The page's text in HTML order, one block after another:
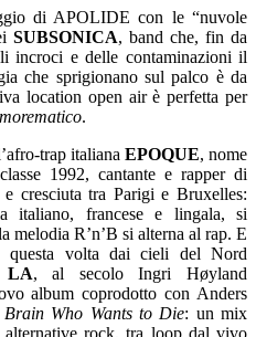
di APOLIDE con le “nuvole
SUBSONICA, band che, fin da
incroci e delle contaminazioni il
che sprigionano sul palco è da
location open air è perfetta per
.
trap italiana EPOQUE, nome
1992, cantante e rapper di
cresciuta tra Parigi e Bruxelles:
italiano, francese e lingala, si
melodia R’n’B si alterna al rap. E
questa volta dai cieli del Nord
LA, al secolo Ingri Høyland
album coprodotto con Anders
Who Wants to Die: un mix
rock, tra loop dal vivo